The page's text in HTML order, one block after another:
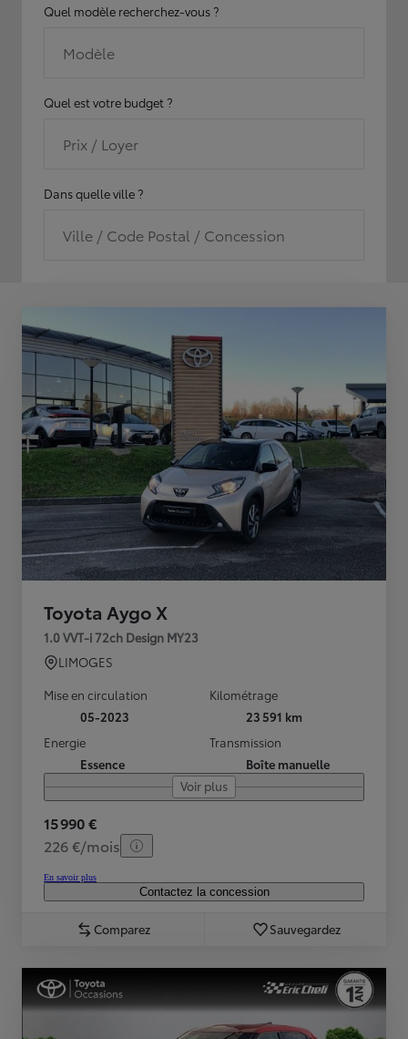
Quel modèle recherchez-vous ?
Modèle
Quel est votre budget ?
Prix / Loyer
Dans quelle ville ?
Ville / Code Postal / Concession
Toyota Aygo X
1.0 VVT-i 72ch Design MY23
LIMOGES
Mise en circulation
05-2023
Kilométrage
23 591 km
Energie
Essence
Transmission
Boîte manuelle
Voir plus
15 990 €
226 €/mois
En savoir plus
Contactez la concession
Comparez Sauvegardez